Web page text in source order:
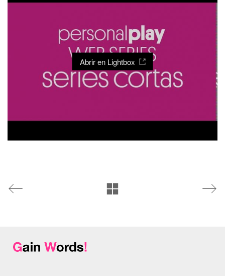
Abrir en Lightbox